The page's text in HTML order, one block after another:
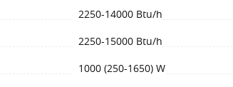
2250-14000 Btu/h
2250-15000 Btu/h
1000 (250-1650) W